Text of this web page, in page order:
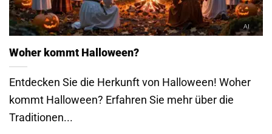
Woher kommt Halloween?
Entdecken Sie die Herkunft von Halloween! Woher
kommt Halloween? Erfahren Sie mehr über die
Traditionen...